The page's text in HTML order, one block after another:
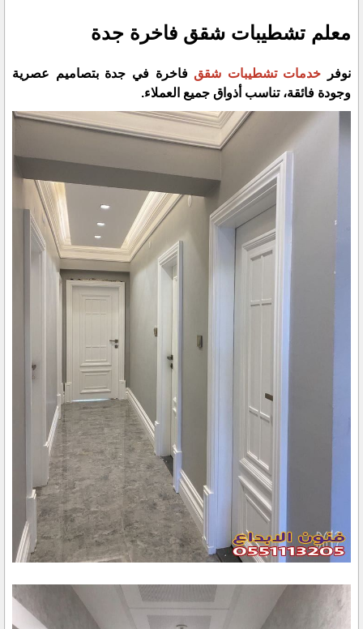
معلم تشطيبات شقق فاخرة جدة
نوفر خدمات تشطيبات شقق فاخرة في جدة بتصاميم عصرية
وجودة فائقة، تناسب أذواق جميع العملاء.